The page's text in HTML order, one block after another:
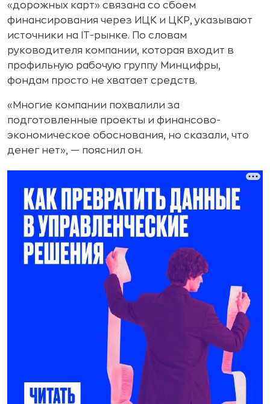
«дорожных карт» связана со сбоем
финансирования через ИЦК и ЦКР, указывают
источники на IT-рынке. По словам
руководителя компании, которая входит в
профильную рабочую группу Минцифры,
фондам просто не хватает средств.
«Многие компании похвалили за
подготовленные проекты и финансово-
экономическое обоснования, но сказали, что
денег нет», — пояснил он.